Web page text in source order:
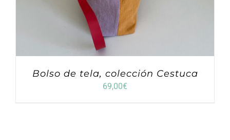
Bolso de tela, colección Cestuca
69,00€